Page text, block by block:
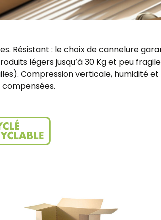
Résistant : le choix de cannelure
légers jusqu’à 30 Kg et peu
Compression verticale, humidité